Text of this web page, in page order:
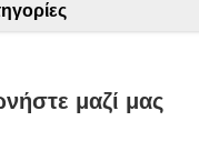
μαζί μας